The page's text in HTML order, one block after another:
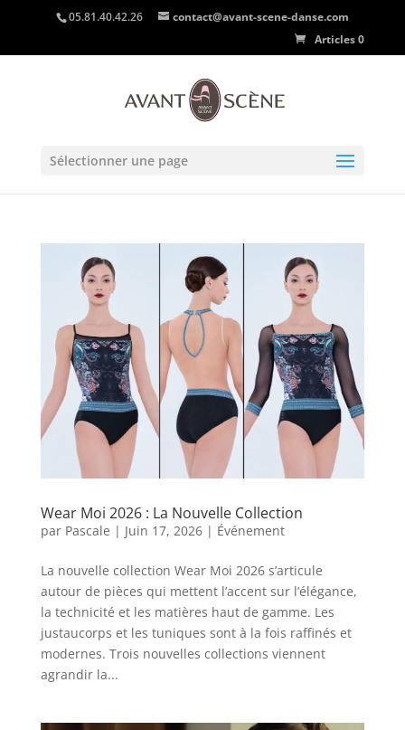
05.81.40.42.26
contact@avant-scene-danse.com
Articles 0
Sélectionner une page
Wear Moi 2026 : La Nouvelle Collection
par Pascale | Juin 17, 2026| Événement
La nouvelle collection Wear Moi 2026 s’articule
autour de pièces qui mettent l’accent sur l’élégance,
la technicité et les matières haut de gamme. Les
justaucorps et les tuniques sont à la fois raffinés et
modernes. Trois nouvelles collections viennent
agrandir la...